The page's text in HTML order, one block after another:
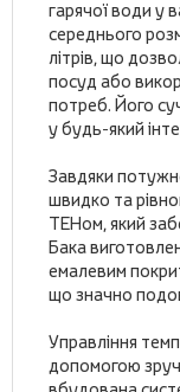
гарячої води у
середнього
літрів, що
посуд або
потреб. Його
у будь-який
Завдяки
швидко та
ТЕНом, який
Бака
емалевим
що значно
Управління
допомогою